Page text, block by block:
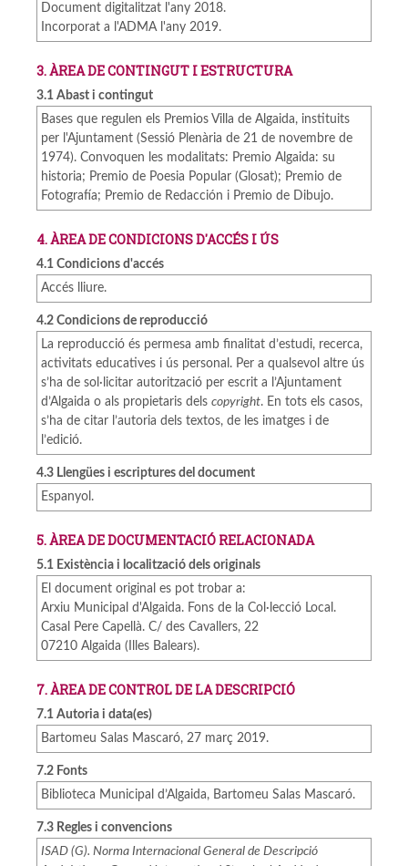
Document digitalitzat l'any 2018.
Incorporat a l'ADMA l'any 2019.
3. ÀREA DE CONTINGUT I ESTRUCTURA
3.1 Abast i contingut
Bases que regulen els Premios Villa de Algaida, instituits
per l'Ajuntament (Sessió Plenària de 21 de novembre de
1974). Convoquen les modalitats: Premio Algaida: su
historia; Premio de Poesia Popular (Glosat); Premio de
Fotografía; Premio de Redacción i Premio de Dibujo.
4. ÀREA DE CONDICIONS D'ACCÉS I ÚS
4.1 Condicions d'accés
Accés lliure.
4.2 Condicions de reproducció
La reproducció és permesa amb finalitat d’estudi, recerca,
activitats educatives i ús personal. Per a qualsevol altre ús
s’ha de sol·licitar autorització per escrit a l’Ajuntament
d’Algaida o als propietaris dels copyright. En tots els casos,
s’ha de citar l’autoria dels textos, de les imatges i de
l’edició.
4.3 Llengües i escriptures del document
Espanyol.
5. ÀREA DE DOCUMENTACIÓ RELACIONADA
5.1 Existència i localització dels originals
El document original es pot trobar a:
Arxiu Municipal d'Algaida. Fons de la Col·lecció Local.
Casal Pere Capellà. C/ des Cavallers, 22
07210 Algaida (Illes Balears).
7. ÀREA DE CONTROL DE LA DESCRIPCIÓ
7.1 Autoria i data(es)
Bartomeu Salas Mascaró, 27 març 2019.
7.2 Fonts
Biblioteca Municipal d’Algaida, Bartomeu Salas Mascaró.
7.3 Regles i convencions
ISAD (G). Norma Internacional General de Descripció